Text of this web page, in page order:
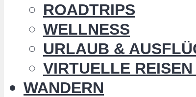
ROADTRIPS
WELLNESS
URLAUB &
VIRTUELLE
WANDERN